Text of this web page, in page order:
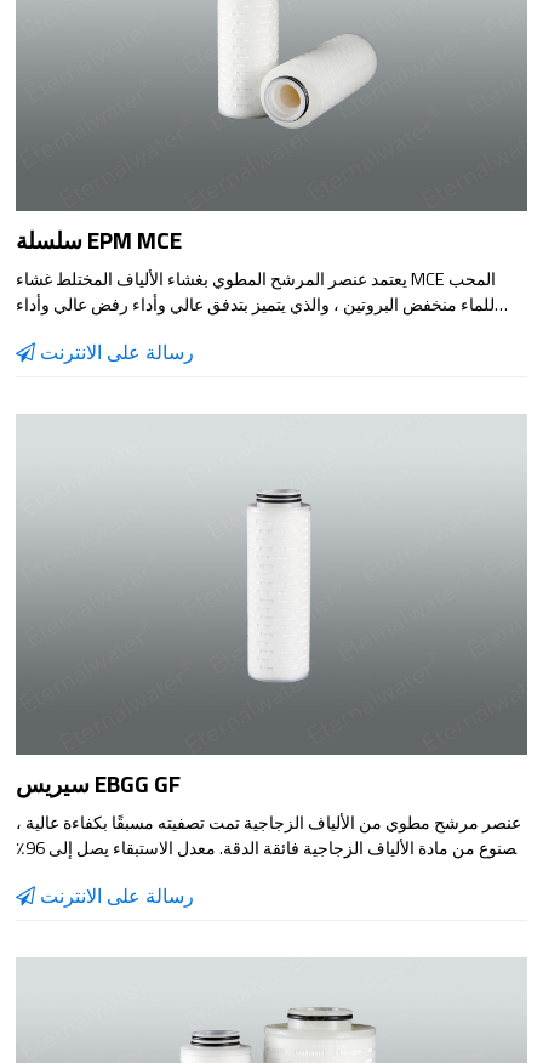
سلسلة EPM MCE
يعتمد عنصر المرشح المطوي بغشاء الألياف المختلط غشاء MCE المحب
للماء منخفض البروتين ، والذي يتميز بتدفق عالي وأداء رفض عالي وأداء
المنتجرسالة على الانترنت
سيريس EBGG GF
عنصر مرشح مطوي من الألياف الزجاجية تمت تصفيته مسبقًا بكفاءة عالية ،
مصنوع من مادة الألياف الزجاجية فائقة الدقة. معدل الاستبقاء يصل إلى 96٪
المسبقة للغاز والترشيح الدقيق
رسالة على الانترنت